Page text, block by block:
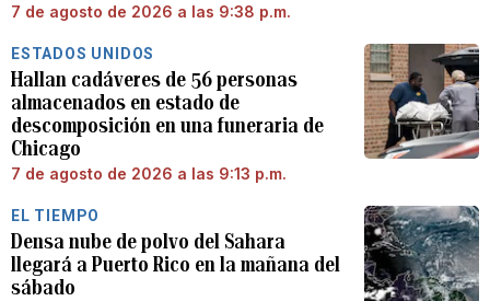
7 de agosto de 2026 a las 9:38 p.m.
ESTADOS UNIDOS
Hallan cadáveres de 56 personas
almacenados en estado de
descomposición en una funeraria de
Chicago
7 de agosto de 2026 a las 9:13 p.m.
EL TIEMPO
Densa nube de polvo del Sahara
llegará a Puerto Rico en la mañana del
sábado